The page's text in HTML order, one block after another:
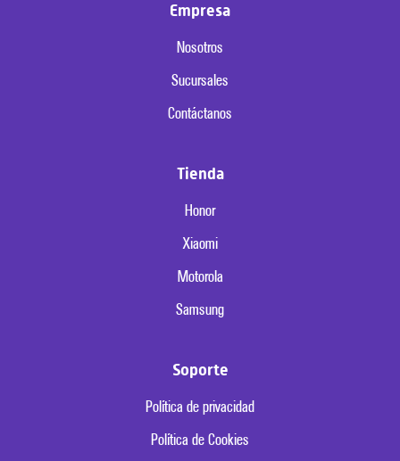
Empresa
Nosotros
Sucursales
Contáctanos
Tienda
Honor
Xiaomi
Motorola
Samsung
Soporte
Política de privacidad
Política de Cookies